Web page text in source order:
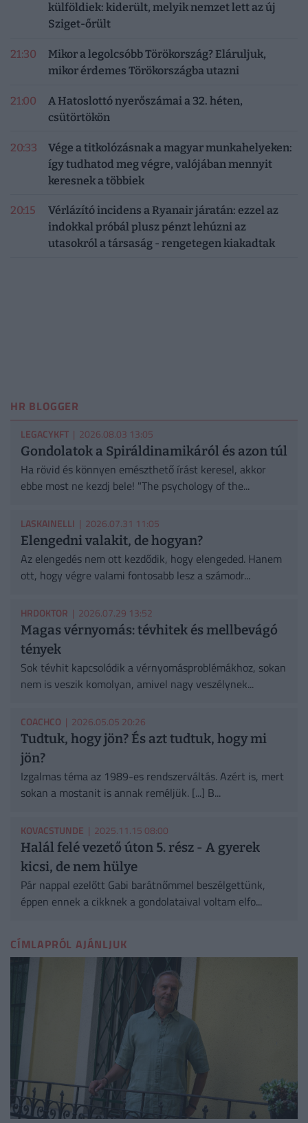
külföldiek: kiderült, melyik nemzet lett az új
Sziget-őrült
21:30
Mikor a legolcsóbb Törökország? Eláruljuk,
mikor érdemes Törökországba utazni
21:00
A Hatoslottó nyerőszámai a 32. héten,
csütörtökön
20:33
Vége a titkolózásnak a magyar munkahelyeken:
így tudhatod meg végre, valójában mennyit
keresnek a többiek
20:15
Vérlázító incidens a Ryanair járatán: ezzel az
indokkal próbál plusz pénzt lehúzni az
utasokról a társaság - rengetegen kiakadtak
HR BLOGGER
LEGACYKFT | 2026.08.03 13:05
Gondolatok a Spiráldinamikáról és azon túl
Ha rövid és könnyen emészthető írást keresel, akkor
ebbe most ne kezdj bele! "The psychology of the...
LASKAINELLI | 2026.07.31 11:05
Elengedni valakit, de hogyan?
Az elengedés nem ott kezdődik, hogy elengeded. Hanem
ott, hogy végre valami fontosabb lesz a számodr...
HRDOKTOR | 2026.07.29 13:52
Magas vérnyomás: tévhitek és mellbevágó
tények
Sok tévhit kapcsolódik a vérnyomásproblémákhoz, sokan
nem is veszik komolyan, amivel nagy veszélynek...
COACHCO | 2026.05.05 20:26
Tudtuk, hogy jön? És azt tudtuk, hogy mi
jön?
Izgalmas téma az 1989-es rendszerváltás. Azért is, mert
sokan a mostanit is annak reméljük. [...] B...
KOVACSTUNDE | 2025.11.15 08:00
Halál felé vezető úton 5. rész - A gyerek
kicsi, de nem hülye
Pár nappal ezelőtt Gabi barátnőmmel beszélgettünk,
éppen ennek a cikknek a gondolataival voltam elfo...
CÍMLAPRÓL AJÁNLJUK